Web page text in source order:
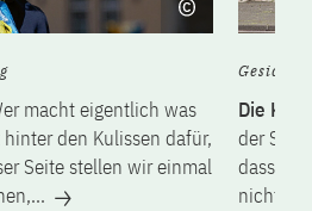
macht eigentlich was
den Kulissen dafür,
Seite stellen wir einmal
Die
der
dass
nicht